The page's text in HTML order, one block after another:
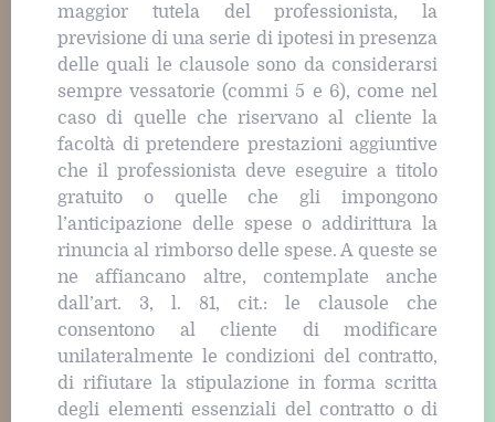
maggior tutela del professionista, la
previsione di una serie di ipotesi in presenza
delle quali le clausole sono da considerarsi
sempre vessatorie (commi 5 e 6), come nel
caso di quelle che riservano al cliente la
facoltà di pretendere prestazioni aggiuntive
che il professionista deve eseguire a titolo
gratuito o quelle che gli impongono
l’anticipazione delle spese o addirittura la
rinuncia al rimborso delle spese. A queste se
ne affiancano altre, contemplate anche
dall’art. 3, l. 81, cit.: le clausole che
consentono al cliente di modificare
unilateralmente le condizioni del contratto,
di rifiutare la stipulazione in forma scritta
degli elementi essenziali del contratto o di